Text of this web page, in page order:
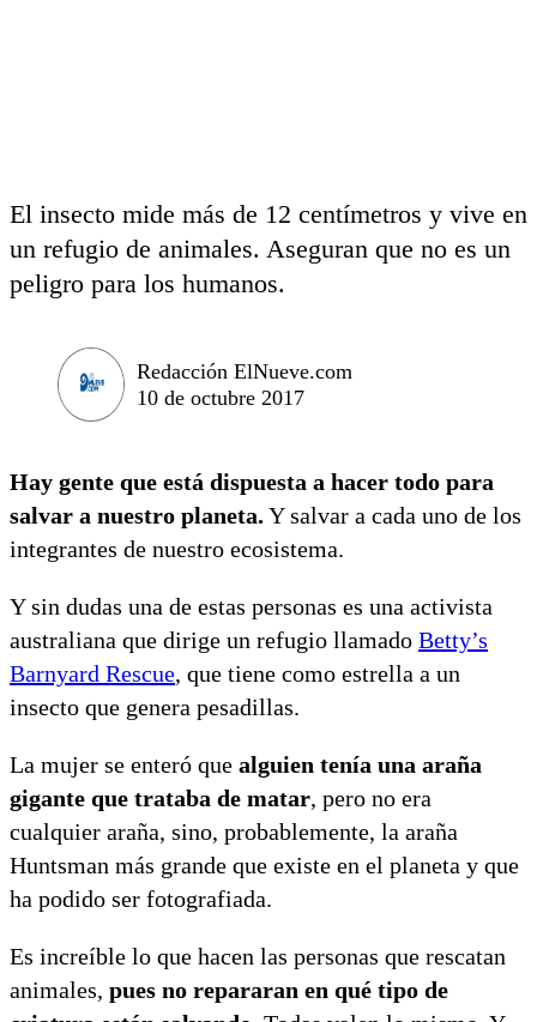
El insecto mide más de 12 centímetros y vive en
un refugio de animales. Aseguran que no es un
peligro para los humanos.
Redacción ElNueve.com
10 de octubre 2017
Hay gente que está dispuesta a hacer todo para
salvar a nuestro planeta. Y salvar a cada uno de los
integrantes de nuestro ecosistema.
Y sin dudas una de estas personas es una activista
australiana que dirige un refugio llamado Betty’s
Barnyard Rescue, que tiene como estrella a un
insecto que genera pesadillas.
La mujer se enteró que alguien tenía una araña
gigante que trataba de matar, pero no era
cualquier araña, sino, probablemente, la araña
Huntsman más grande que existe en el planeta y que
ha podido ser fotografiada.
Es increíble lo que hacen las personas que rescatan
animales, pues no repararan en qué tipo de